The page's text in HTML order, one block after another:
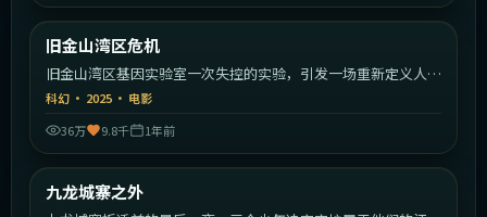
最新
旧金山湾区危机
旧金山湾区基因实验室一次失控的实验，引发一场重新定义人类
的危机。
科幻 · 2025 · 电影
36万
9.8千 1年前
最新
九龙城寨之外